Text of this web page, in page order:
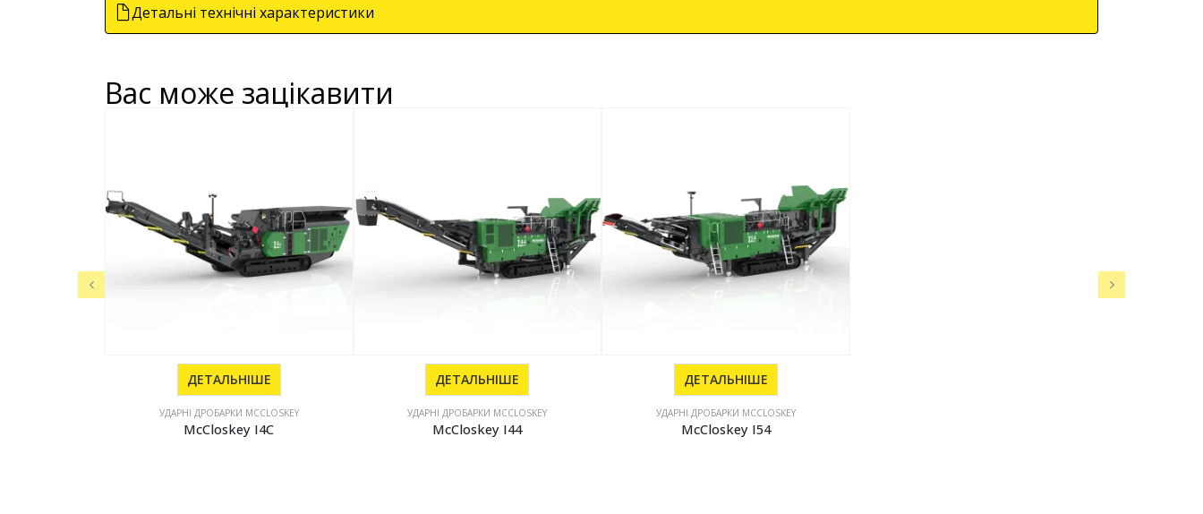
Детальні технічні характеристики
Вас може зацікавити
ДЕТАЛЬНІШЕ
УДАРНІ ДРОБАРКИ MCCLOSKEY
McCloskey I4C
ДЕТАЛЬНІШЕ
УДАРНІ ДРОБАРКИ MCCLOSKEY
McCloskey I44
ДЕТАЛЬНІШЕ
УДАРНІ ДРОБАРКИ MCCLOSKEY
McCloskey I54